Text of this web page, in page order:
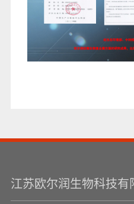
江苏欧尔润生物科技有